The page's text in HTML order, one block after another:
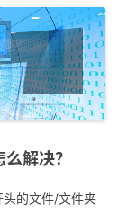
解决？
的文件/文件夹